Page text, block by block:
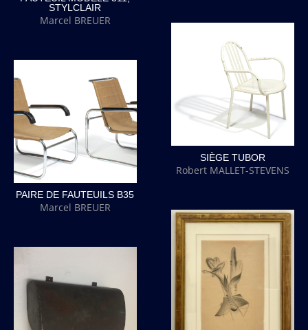
STYLCLAIR
Marcel BREUER
SIÈGE TUBOR
Robert MALLET-STEVENS
PAIRE DE FAUTEUILS B35
Marcel BREUER